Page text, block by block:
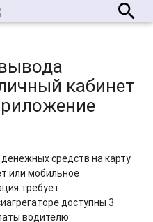
search
кабинет
средств на карту
или мобильное
требует
доступны 3
водителю: